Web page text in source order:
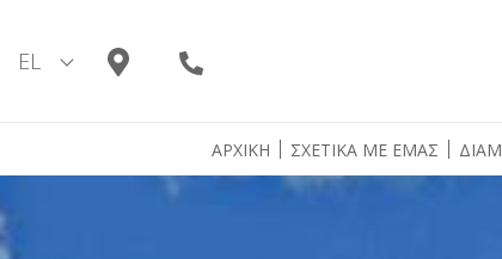
content
EL
ΑΡΧΙΚΗ ΣΧΕΤΙΚΑ ΜΕ ΕΜΑΣ